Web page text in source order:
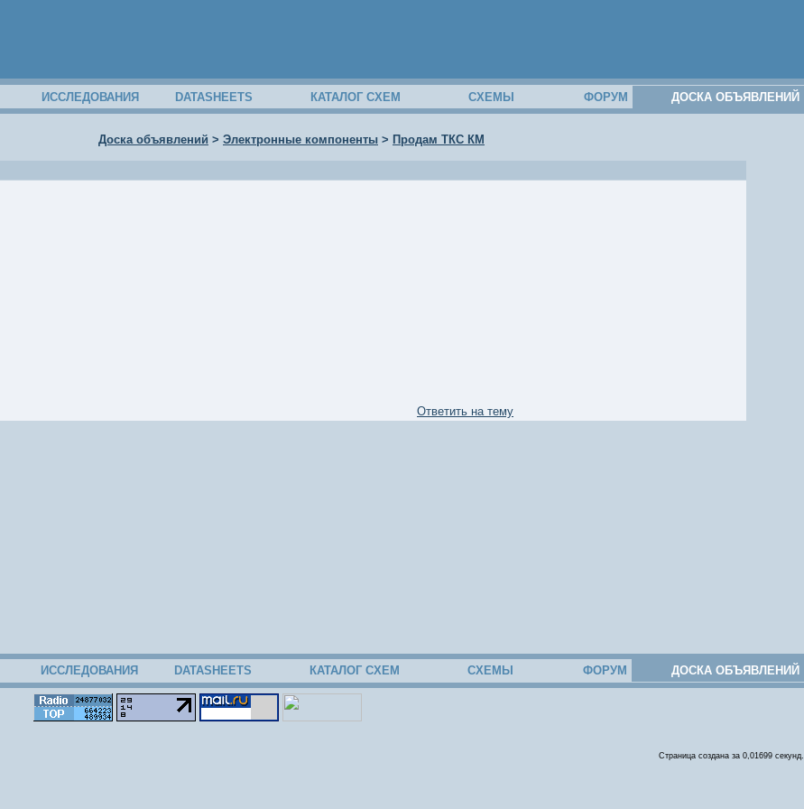
ИССЛЕДОВАНИЯ DATASHEETS КАТАЛОГ СХЕМ СХЕМЫ ФОРУМ ДОСКА ОБЪЯВЛЕНИЙ
Доска объявлений > Электронные компоненты > Продам ТКС КМ
Ответить на тему
ИССЛЕДОВАНИЯ DATASHEETS КАТАЛОГ СХЕМ СХЕМЫ ФОРУМ ДОСКА ОБЪЯВЛЕНИЙ
Страница создана за 0,01699 секунд.